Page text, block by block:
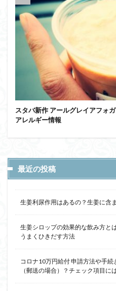
スタバ新作 アールグレイアフォ
アレルギー情報
最近の投稿
生姜利尿作用はあるの？生姜に含
生姜シロップの効果的な飲み方と
うまくひきだす方法
コロナ10万円給付 申請方法や手
（郵送の場合）？チェック項目に